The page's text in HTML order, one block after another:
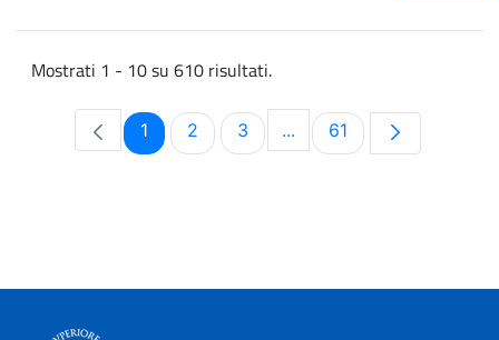
Mostrati 1 - 10 su 610 risultati.
Pagina
1 Pagina
2 Pagina
3 ...Pagine intermedie Use
Pagina
61